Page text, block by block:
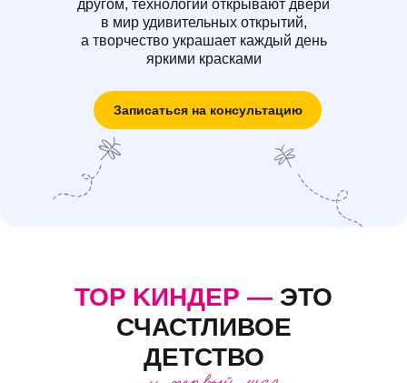
другом, технологии открывают двери
в мир удивительных открытий,
а творчество украшает каждый день
яркими красками
Записаться на консультацию
TOP KИНДЕР — ЭТО
СЧАСТЛИВОЕ
ДЕТСТВО